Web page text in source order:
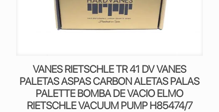
VANES RIETSCHLE TR 41 DV VANES
PALETAS ASPAS CARBON ALETAS PALAS
PALETTE BOMBA DE VACIO ELMO
RIETSCHLE VACUUM PUMP H85474/7